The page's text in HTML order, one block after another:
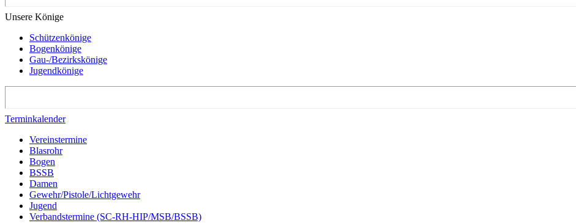
Unsere Könige
Schützenkönige
Bogenkönige
Gau-/Bezirkskönige
Jugendkönige
Terminkalender
Vereinstermine
Blasrohr
Bogen
BSSB
Damen
Gewehr/Pistole/Lichtgewehr
Jugend
Verbandstermine (SC-RH-HIP/MSB/BSSB)